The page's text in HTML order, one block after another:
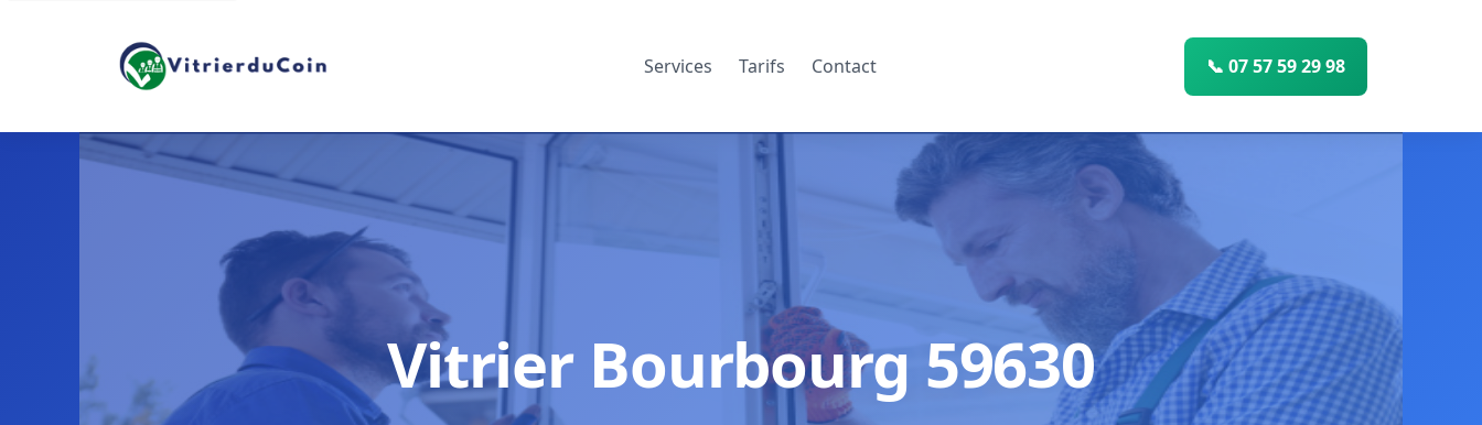
Services Tarifs Contact 📞 07 57 59 29 98
Vitrier Bourbourg 59630